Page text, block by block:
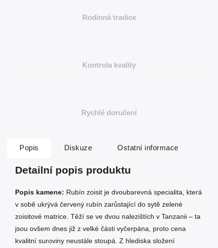
Rodinná tradice
Kontrola kvality
Rychlé doručení
Popis Diskuze Ostatní informace
Detailní popis produktu
Popis kamene: Rubín zoisit je dvoubarevná specialita, která
v sobě ukrývá červený rubín zarůstající do sytě zelené
zoisitové matrice. Těží se ve dvou nalezištích v Tanzanii – ta
jsou ovšem dnes již z velké části vyčerpána, proto cena
kvalitní suroviny neustále stoupá. Z hlediska složení